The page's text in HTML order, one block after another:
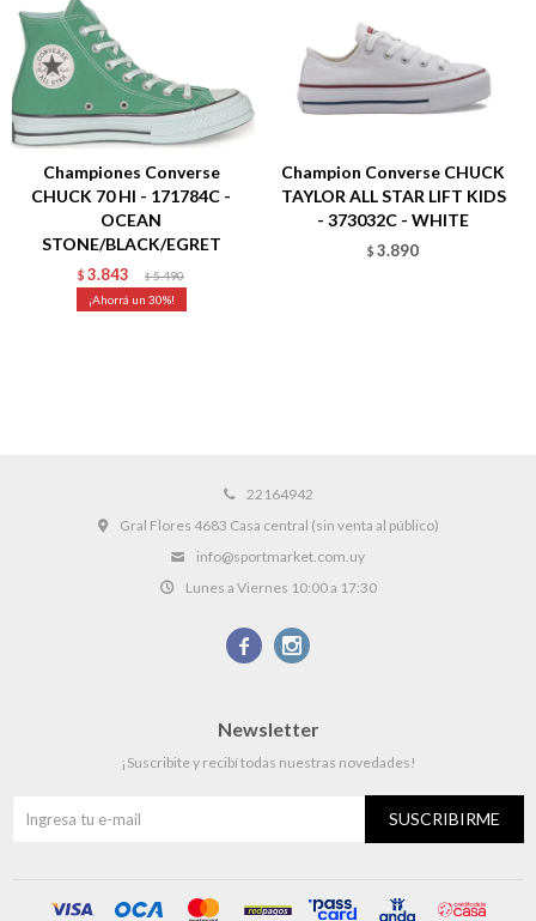
Championes Converse
CHUCK 70 HI - 171784C -
OCEAN
STONE/BLACK/EGRET
$ 3.843 $ 5.490
30
Champion Converse CHUCK
TAYLOR ALL STAR LIFT KIDS
- 373032C - WHITE
$ 3.890
22164942
Gral Flores 4683 Casa central (sin venta al público)
info@sportmarket.com.uy
Lunes a Viernes 10:00 a 17:30
 
Newsletter
¡Suscribite y recibí todas nuestras novedades!
SUSCRIBIRME